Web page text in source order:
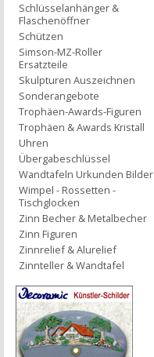
Schlüsselanhänger &
Flaschenöffner
Schützen
Simson-MZ-Roller
Ersatzteile
Skulpturen Auszeichnen
Sonderangebote
Trophäen-Awards-Figuren
Trophäen & Awards Kristall
Uhren
Übergabeschlüssel
Wandtafeln Urkunden Bilder
Wimpel - Rossetten -
Tischglocken
Zinn Becher & Metalbecher
Zinn Figuren
Zinnrelief & Alurelief
Zinnteller & Wandtafel